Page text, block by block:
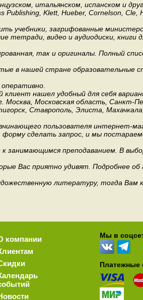
итальянском, испанском и
Klett, Hueber, Cornelson, Cle,
учебники, загрифованные
тетради, видео и аудиодиски, книги
так и оригиналы. Полный
в нашей стране образовательные
нашел удобный для себя
Москва, Московская область, Санкт-
Ставрополь, Элиста, Махачкала,
пользователя интернет-
сделать запрос, и мы
занимающимся преподаванием. В
Вас приятно удивят. Подробнее об
литературу, тогда
компании
Мы в
Платежные